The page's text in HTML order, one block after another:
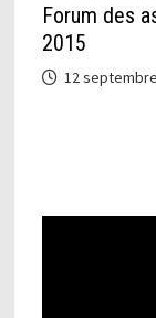
Forum des
2015
12